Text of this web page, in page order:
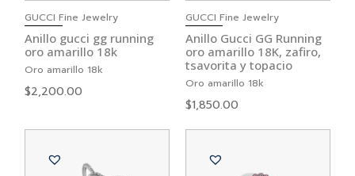
GUCCI Fine Jewelry
Anillo gucci gg running
oro amarillo 18k
Oro amarillo 18k
$2,200.00
GUCCI Fine Jewelry
Anillo Gucci GG Running
oro amarillo 18K, zafiro,
tsavorita y topacio
Oro amarillo 18k
$1,850.00